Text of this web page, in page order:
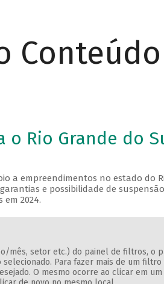
o Rio Grande do
a empreendimentos no estado do
e possibilidade de
2024.
mês, setor etc.) do painel de filtros, o
Para fazer mais de um filtro
O mesmo ocorre ao clicar em